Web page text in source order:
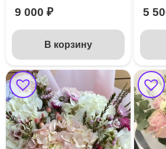
9 000 ₽
В корзину
5